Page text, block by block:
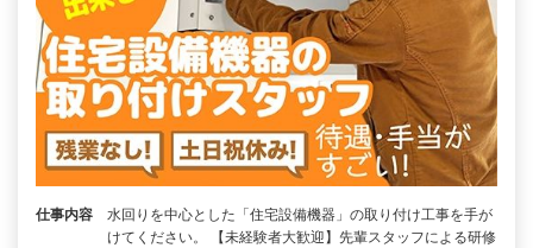
仕事内容
水回りを中心とした「住宅設備機器」の取り付け工事を手が
けてください。 【未経験者大歓迎】先輩スタッフによる研修